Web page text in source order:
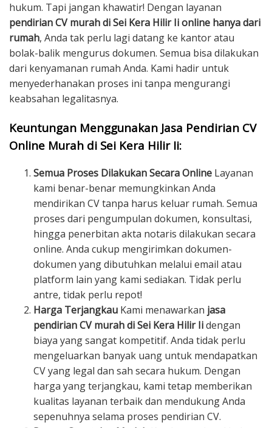
hukum. Tapi jangan khawatir! Dengan layanan
pendirian CV murah di Sei Kera Hilir Ii online hanya dari
rumah, Anda tak perlu lagi datang ke kantor atau
bolak-balik mengurus dokumen. Semua bisa dilakukan
dari kenyamanan rumah Anda. Kami hadir untuk
menyederhanakan proses ini tanpa mengurangi
keabsahan legalitasnya.
Keuntungan Menggunakan Jasa Pendirian CV
Online Murah di Sei Kera Hilir Ii:
Semua Proses Dilakukan Secara Online Layanan
kami benar-benar memungkinkan Anda
mendirikan CV tanpa harus keluar rumah. Semua
proses dari pengumpulan dokumen, konsultasi,
hingga penerbitan akta notaris dilakukan secara
online. Anda cukup mengirimkan dokumen-
dokumen yang dibutuhkan melalui email atau
platform lain yang kami sediakan. Tidak perlu
antre, tidak perlu repot!
Harga Terjangkau Kami menawarkan jasa
pendirian CV murah di Sei Kera Hilir Iidengan
biaya yang sangat kompetitif. Anda tidak perlu
mengeluarkan banyak uang untuk mendapatkan
CV yang legal dan sah secara hukum. Dengan
harga yang terjangkau, kami tetap memberikan
kualitas layanan terbaik dan mendukung Anda
sepenuhnya selama proses pendirian CV.